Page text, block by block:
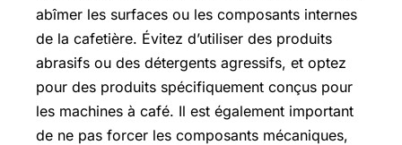
abîmer les surfaces ou les composants internes
de la cafetière. Évitez d’utiliser des produits
abrasifs ou des détergents agressifs, et optez
pour des produits spécifiquement conçus pour
les machines à café. Il est également important
de ne pas forcer les composants mécaniques,